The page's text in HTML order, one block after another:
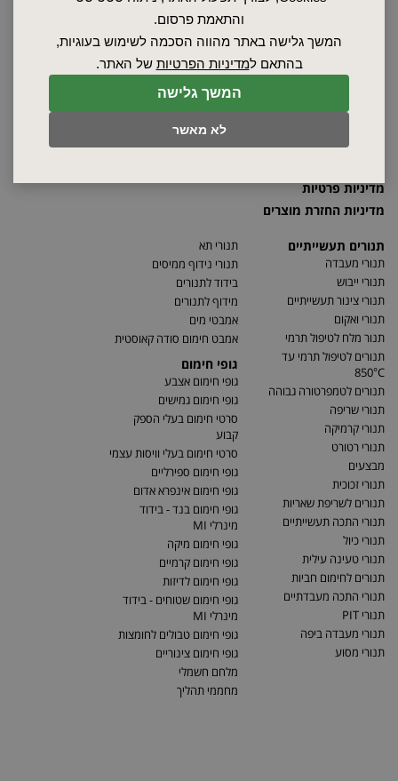
המשך גלישה
לא מאשר
והתאמת פרסום.
המשך גלישה באתר מהווה הסכמה לשימוש בעוגיות,
בהתאם למדיניות הפרטיות של האתר.
סרטונים
מפת האתר
מדיניות פרטיות
מדיניות החזרת מוצרים
תנורים תעשייתיים
תנורי מעבדה
תנורי ייבוש
תנורי צינור תעשייתיים
תנורי ואקום
תנור מלח לטיפול תרמי
תנורים לטיפול תרמי עד
850°C
תנורים לטמפרטורה גבוהה
תנורי שריפה
תנורי קרמיקה
תנורי רטורט
מבצעים
תנורי זכוכית
תנורים לשריפת שאריות
תנורי התכה תעשייתיים
תנורי כיול
תנורי טעינה עילית
תנורים לחימום חביות
תנורי התכה מעבדתיים
תנורי PIT
תנורי מעבדה ביפה
תנורי מסוע
תנורי תא
תנורי נידוף ממיסים
בידוד לתנורים
מידוף לתנורים
אמבטי מים
אמבט חימום סודה קאוסטית
גופי חימום
גופי חימום אצבע
גופי חימום גמישים
סרטי חימום בעלי הספק
קבוע
סרטי חימום בעלי וויסות עצמי
גופי חימום ספירליים
גופי חימום אינפרא אדום
גופי חימום בנד - בידוד
מינרלי MI
גופי חימום מיקה
גופי חימום קרמיים
גופי חימום לדיזות
גופי חימום שטוחים - בידוד
מינרלי MI
גופי חימום טבולים לחומצות
גופי חימום צינוריים
מלחם חשמלי
מחממי תהליך